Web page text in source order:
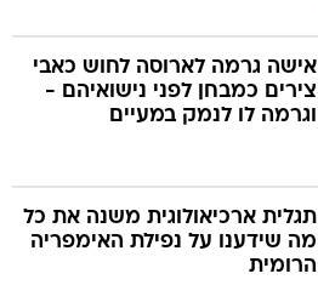
אישה גרמה לארוסה לחוש כאבי
צירים כמבחן לפני נישואיהם -
וגרמה לו לנמק במעיים
תגלית ארכיאולוגית משנה את כל
מה שידענו על נפילת האימפריה
הרומית